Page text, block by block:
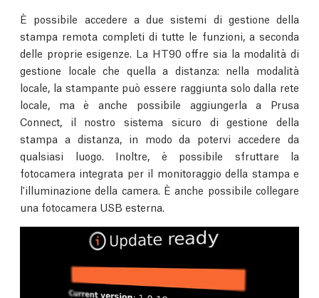
È possibile accedere a due sistemi di gestione della
stampa remota completi di tutte le funzioni, a seconda
delle proprie esigenze. La HT90 offre sia la modalità di
gestione locale che quella a distanza: nella modalità
locale, la stampante può essere raggiunta solo dalla rete
locale, ma è anche possibile aggiungerla a Prusa
Connect, il nostro sistema sicuro di gestione della
stampa a distanza, in modo da potervi accedere da
qualsiasi luogo. Inoltre, è possibile sfruttare la
fotocamera integrata per il monitoraggio della stampa e
l'illuminazione della camera. È anche possibile collegare
una fotocamera USB esterna.